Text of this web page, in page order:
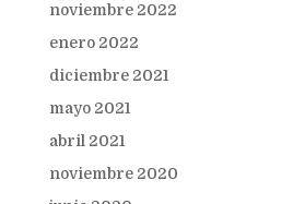
noviembre 2022
enero 2022
diciembre 2021
mayo 2021
abril 2021
noviembre 2020